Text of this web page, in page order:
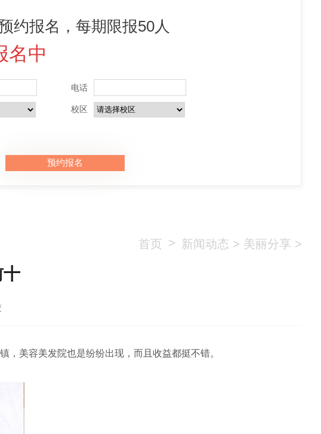
约报名，每期限报50人
名中
电话
校区
首页 > 新闻动态 > 美丽分享 >
十
美容美发院也是纷纷出现，而且收益都挺不错。